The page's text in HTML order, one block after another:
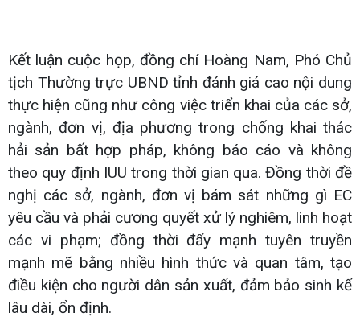
Kết luận cuộc họp, đồng chí Hoàng Nam, Phó Chủ
tịch Thường trực UBND tỉnh đánh giá cao nội dung
thực hiện cũng như công việc triển khai của các sở,
ngành, đơn vị, địa phương trong chống khai thác
hải sản bất hợp pháp, không báo cáo và không
theo quy định IUU trong thời gian qua. Đồng thời đề
nghị các sở, ngành, đơn vị bám sát những gì EC
yêu cầu và phải cương quyết xử lý nghiêm, linh hoạt
các vi phạm; đồng thời đẩy mạnh tuyên truyền
mạnh mẽ bằng nhiều hình thức và quan tâm, tạo
điều kiện cho người dân sản xuất, đảm bảo sinh kế
lâu dài, ổn định.